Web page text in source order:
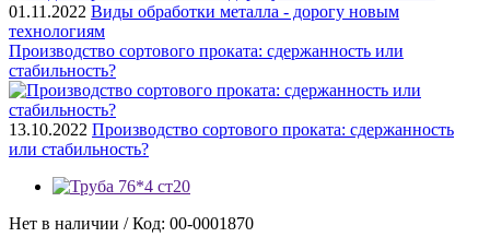
01.11.2022 Виды обработки металла - дорогу новым
технологиям
Производство сортового проката: сдержанность или
стабильность?
13.10.2022 Производство сортового проката: сдержанность
или стабильность?
Нет в наличии / Код: 00-0001870